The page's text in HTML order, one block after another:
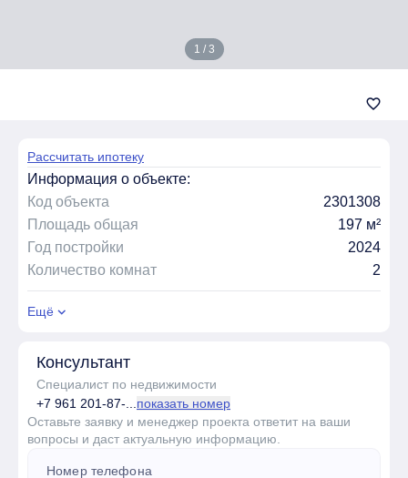
1 / 3
favorite_border
Рассчитать ипотеку
Информация о объекте:
Код объекта
2301308
Площадь общая
197 м²
Год постройки
2024
Количество комнат
2
Ещё
Консультант
Специалист по недвижимости
+7 961 201-87-... показать номер
Оставьте заявку и менеджер проекта ответит на ваши
вопросы и даст актуальную информацию.